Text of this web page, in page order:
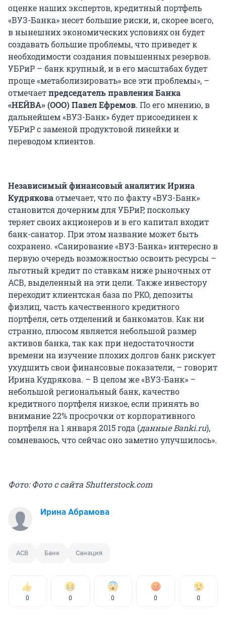
оценке наших экспертов, кредитный портфель
«ВУЗ-Банка» несет большие риски, и, скорее всего,
в нынешних экономических условиях он будет
создавать большие проблемы, что приведет к
необходимости создания повышенных резервов.
УБРиР – банк крупный, и в его масштабах будет
проще «метаболизировать» все эти проблемы», –
отмечаетпредседатель правления Банка
«НЕЙВА» (ООО) Павел Ефремов. По его мнению, в
дальнейшем «ВУЗ-Банк» будет присоединен к
УБРиР с заменой продуктовой линейки и
переводом клиентов.
Независимый финансовый аналитик Ирина
Кудряковаотмечает, что по факту «ВУЗ-Банк»
становится дочерним для УБРиР, поскольку
теряет своих акционеров и в его капитал входит
банк-санатор. При этом название может быть
сохранено. «Санирование «ВУЗ-Банка» интересно в
первую очередь возможностью освоить ресурсы –
льготный кредит по ставкам ниже рыночных от
АСВ, выделенный на эти цели. Также инвестору
переходит клиентская база по РКО, депозиты
физлиц, часть качественного кредитного
портфеля, сеть отделений и банкоматов. Как ни
странно, плюсом является небольшой размер
активов банка, так как при недостаточности
времени на изучение плохих долгов банк рискует
ухудшить свои финансовые показатели, – говорит
Ирина Кудрякова. – В целом же «ВУЗ-Банк» –
небольшой региональный банк, качество
кредитного портфеля низкое, если принять во
внимание 22% просрочки от корпоративного
портфеля на 1 января 2015 года (данные Banki.ru),
сомневаюсь, что сейчас оно заметно улучшилось».
Фото: Фото с сайта Shutterstock.com
Ирина Абрамова
АСВ Банк Санация
0 0 0 0 0